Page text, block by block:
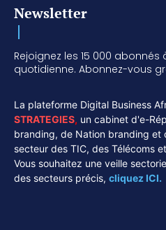
Newsletter
Rejoignez les 15 000
quotidienne. Abonnez-vous
La plateforme Digital Business
STRATEGIES, un cabinet d'e-
branding, de Nation branding et
secteur des TIC, des Télécoms
Vous souhaitez une veille
des secteurs précis, cliquez ICI.